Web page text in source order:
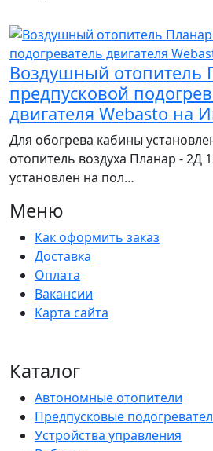
Воздушный отопитель
предпусковой
двигателя Webasto на
Для обогрева кабины
отопитель воздуха Планар - 2Д
установлен на пол…
Меню
Как оформить заказ
Доставка
Оплата
Вакансии
Карта сайта
Каталог
Автономные отопители
Предпусковые
Устройства управления